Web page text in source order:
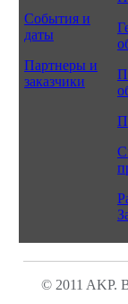
События и
даты
Партнеры и
заказчики
© 2011 AKP.